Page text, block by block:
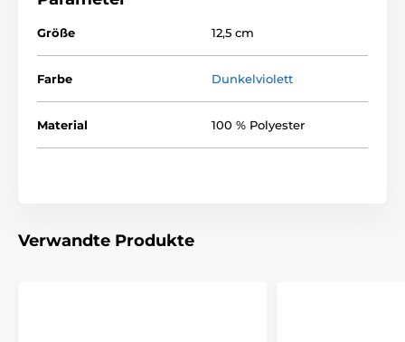
Größe 12,5 cm
Farbe Dunkelviolett
Material 100 % Polyester
Verwandte Produkte